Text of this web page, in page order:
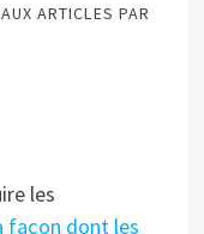
ARTICLES PAR
les
façon dont les